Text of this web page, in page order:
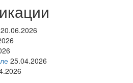
20.06.2026
25.04.2026